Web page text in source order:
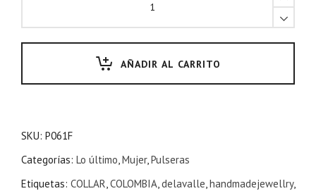
AÑADIR AL CARRITO
SKU: P061F
Categorías: Lo último,Mujer,Pulseras
Etiquetas: COLLAR,COLOMBIA,delavalle,handmadejewellry,